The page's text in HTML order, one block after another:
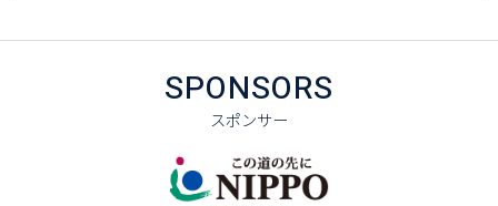
SPONSORS
スポンサー